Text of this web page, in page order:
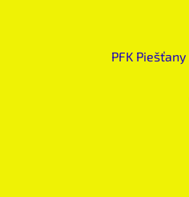
PFK Piešťany